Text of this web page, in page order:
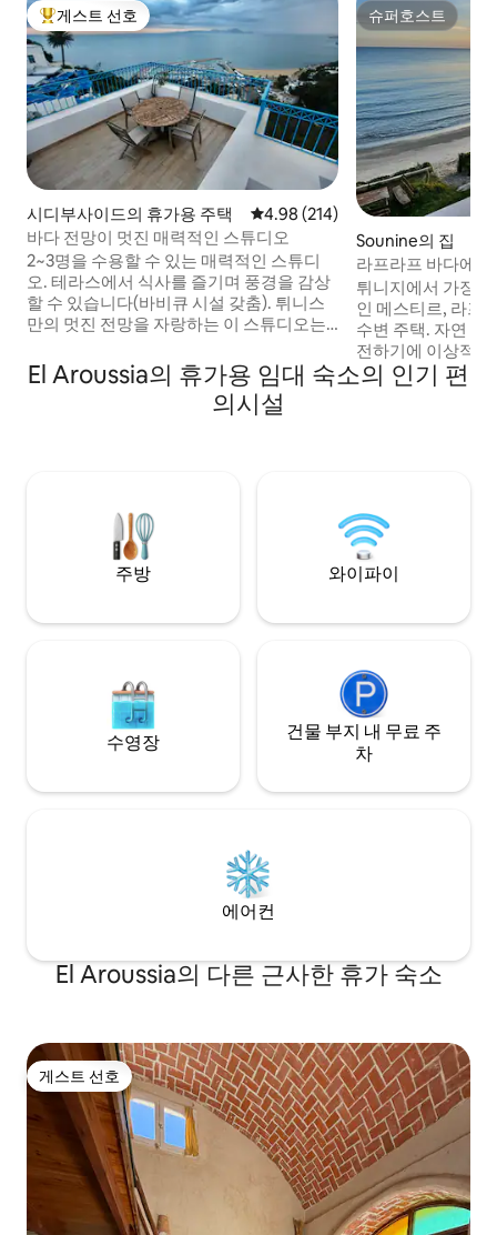
상위 게스트 선호
게스트 선호
시디부사이드의 휴가용 주택 평점 4.98점(5점 만점), 후기 214
4.98 (214)
바다 전망이 멋진 매력적인 스튜디오
2~3명을 수용할 수 있는 매력적인 스튜디
오. 테라스에서 식사를 즐기며 풍경을 감상
할 수 있습니다(바비큐 시설 갖춤). 튀니스
만의 멋진 전망을 자랑하는 이 스튜디오는
습니다. 유네스코 세계 문화 유산에 등재된
이 독특한 건축물을 발견할 수 있는 기회를
갖게 될 것입니다. 파란색과 흰색의 집, 에를
슈퍼호스트
슈퍼호스트
Sounine의 집
라프라프 바다에
튀니지에서 가장
인 메스티르, 라프
수변 주택. 자연 환
전하기에 이상적입니다. 📝 참고:
에 위치한 이 숙소
할 수 있습니다.
El Aroussia의 휴가용 임대 숙소의 인기 편
의시설
주방 와이파이
수영장
건물 부지 내 무료 주
차
에어컨
El Aroussia의 다른 근사한 휴가 숙소
게스트 선호
게스트 선호